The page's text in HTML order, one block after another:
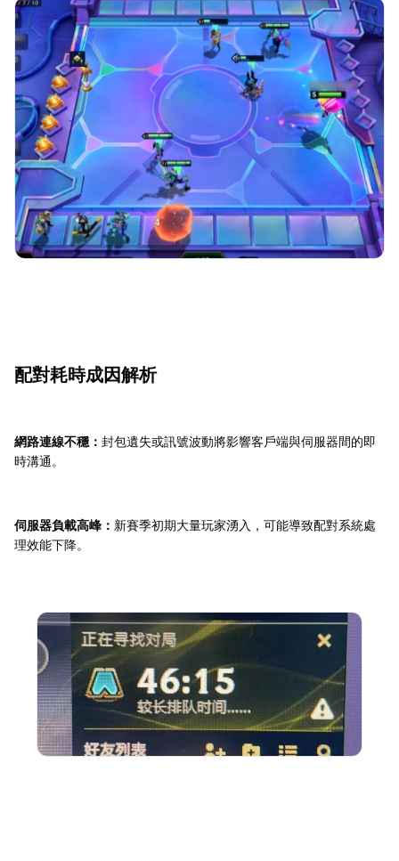
配對耗時成因解析
網路連線不穩： 封包遺失或訊號波動將影響客戶端與伺服器間的即
時溝通。
伺服器負載高峰： 新賽季初期大量玩家湧入，可能導致配對系統處
理效能下降。